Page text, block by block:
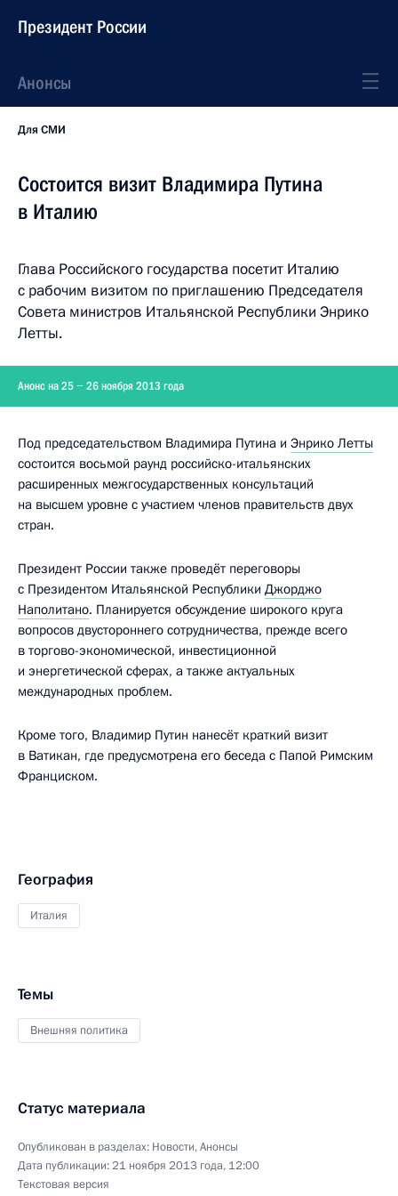
Президент России
Анонсы
Для СМИ
Состоится визит Владимира Путина
в Италию
Глава Российского государства посетит Италию
с рабочим визитом по приглашению Председателя
Совета министров Итальянской Республики Энрико
Летты.
Анонс на 25 − 26 ноября 2013 года
Под председательством Владимира Путина и Энрико Летты
состоится восьмой раунд российско-итальянских
расширенных межгосударственных консультаций
на высшем уровне с участием членов правительств двух
стран.
Президент России также проведёт переговоры
с Президентом Итальянской Республики Джорджо
Наполитано. Планируется обсуждение широкого круга
вопросов двустороннего сотрудничества, прежде всего
в торгово-экономической, инвестиционной
и энергетической сферах, а также актуальных
международных проблем.
Кроме того, Владимир Путин нанесёт краткий визит
в Ватикан, где предусмотрена его беседа с Папой Римским
Франциском.
География
Италия
Темы
Внешняя политика
Статус материала
Опубликован в разделах: Новости,Анонсы
Дата публикации:21 ноября 2013 года, 12:00
Текстовая версия